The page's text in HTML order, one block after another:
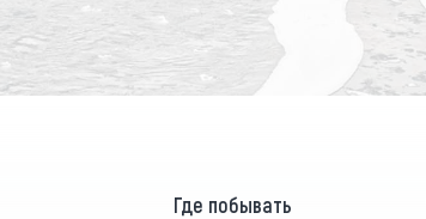
Где побывать